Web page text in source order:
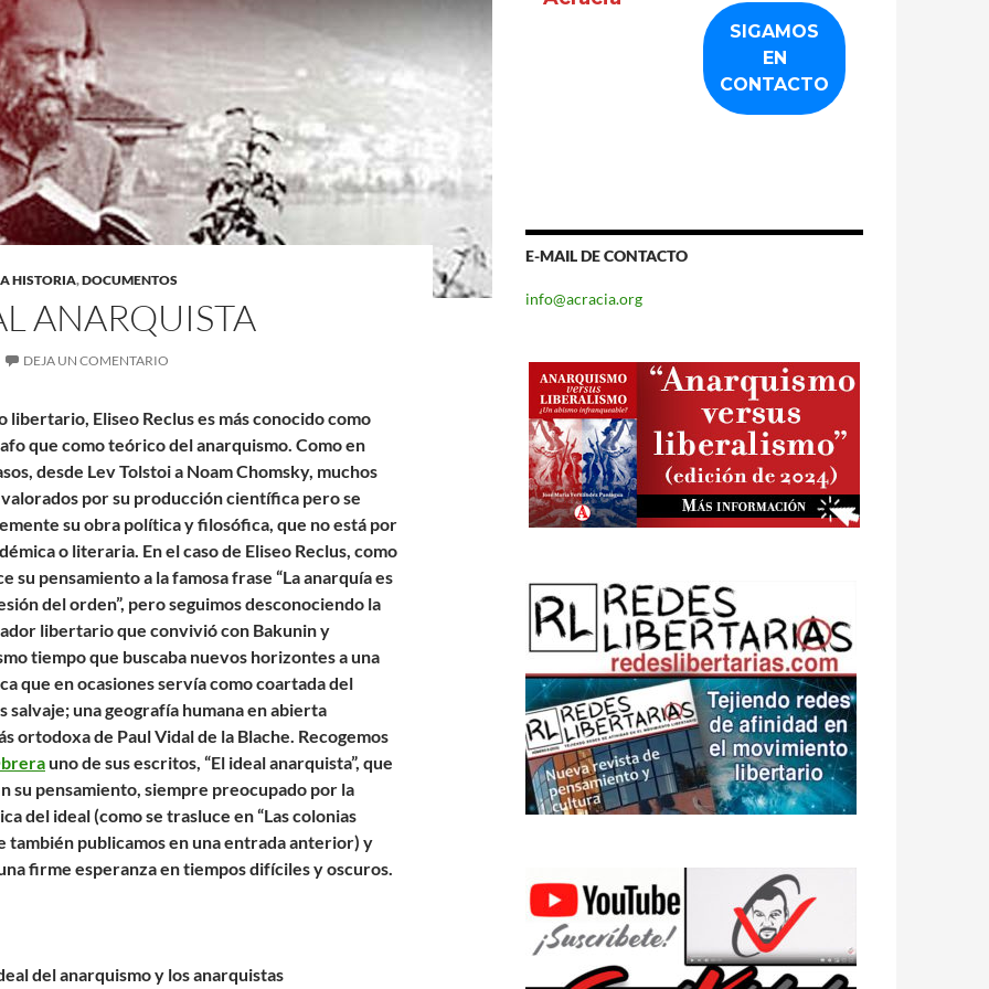
HISTORIA,DOCUMENTOS
ANARQUISTA
DEJA UN COMENTARIO
libertario, Eliseo Reclus es más conocido como
que como teórico del anarquismo. Como en
desde Lev Tolstoi a Noam Chomsky, muchos
por su producción científica pero se
su obra política y filosófica, que no está por
o literaria. En el caso de Eliseo Reclus, como
su pensamiento a la famosa frase “La anarquía es
del orden”, pero seguimos desconociendo la
libertario que convivió con Bakunin y
tiempo que buscaba nuevos horizontes a una
que en ocasiones servía como coartada del
salvaje; una geografía humana en abierta
ortodoxa de Paul Vidal de la Blache. Recogemos
uno de sus escritos, “El ideal anarquista”, que
su pensamiento, siempre preocupado por la
del ideal (como se trasluce en “Las colonias
también publicamos en una entrada anterior) y
firme esperanza en tiempos difíciles y oscuros.
del anarquismo y los anarquistas
E-MAIL DE CONTACTO
info@acracia.org